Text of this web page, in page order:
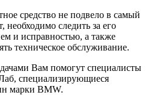
средство не подвело в самый
необходимо следить за его
и исправностью, а также
техническое обслуживание.
Вам помогут специалисты
специализирующиеся
марки BMW.